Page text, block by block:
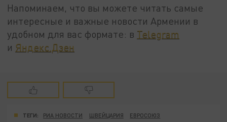
Напоминаем, что вы можете читать самые
интересные и важные новости Армении в
удобном для вас формате: в Telegram
и Яндекс.Дзен
ТЕГИ: РИА НОВОСТИ ШВЕЙЦАРИЯ
ЕВРОСОЮЗ